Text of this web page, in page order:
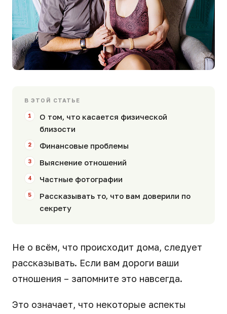
В ЭТОЙ СТАТЬЕ
О том, что касается физической
близости
Финансовые проблемы
Выяснение отношений
Частные фотографии
Рассказывать то, что вам доверили по
секрету
Не о всём, что происходит дома, следует
рассказывать. Если вам дороги ваши
отношения – запомните это навсегда.
Это означает, что некоторые аспекты